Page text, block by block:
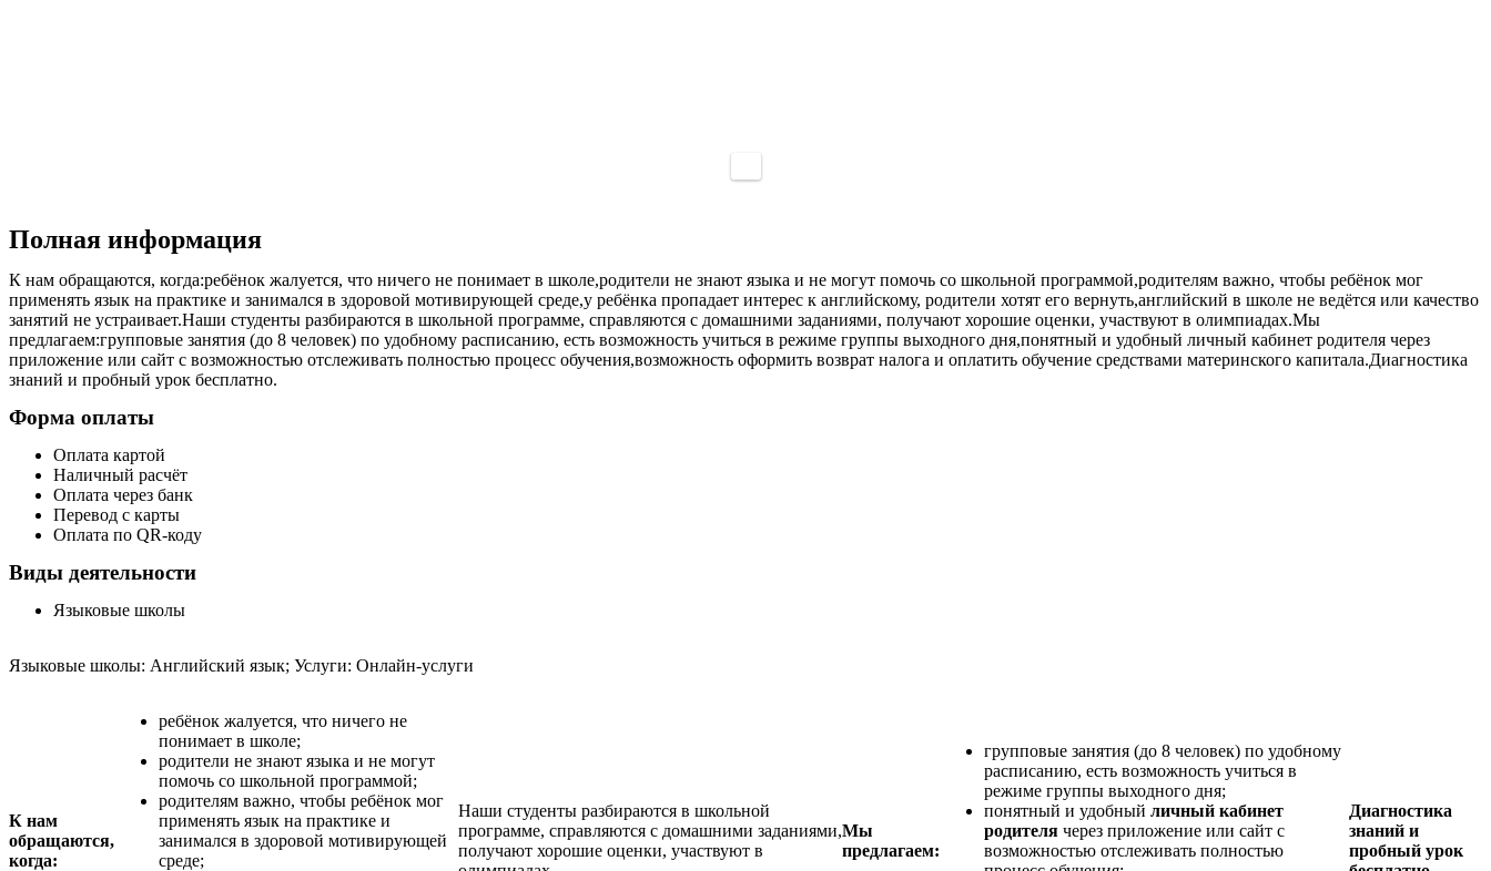
Полная информация
К нам обращаются, когда:ребёнок жалуется, что ничего не понимает в школе,родители не знают языка и не могут помочь со школьной программой,родителям важно, чтобы ребёнок мог
применять язык на практике и занимался в здоровой мотивирующей среде,у ребёнка пропадает интерес к английскому, родители хотят его вернуть,английский в школе не ведётся или качество
занятий не устраивает.Наши студенты разбираются в школьной программе, справляются с домашними заданиями, получают хорошие оценки, участвуют в олимпиадах.Мы
предлагаем:групповые занятия (до 8 человек) по удобному расписанию, есть возможность учиться в режиме группы выходного дня,понятный и удобный личный кабинет родителя через
приложение или сайт с возможностью отслеживать полностью процесс обучения,возможность оформить возврат налога и оплатить обучение средствами материнского капитала.Диагностика
знаний и пробный урок бесплатно.
Форма оплаты
Оплата картой
Наличный расчёт
Оплата через банк
Перевод с карты
Оплата по QR-коду
Виды деятельности
Языковые школы
Языковые школы: Английский язык; Услуги: Онлайн-услуги
К нам
обращаются,
когда:
ребёнок жалуется, что ничего не
понимает в школе;
родители не знают языка и не могут
помочь со школьной программой;
родителям важно, чтобы ребёнок мог
применять язык на практике и
занимался в здоровой мотивирующей
среде;
Наши студенты разбираются в школьной
программе, справляются с домашними заданиями,
получают хорошие оценки, участвуют в
Мы
предлагаем:
групповые занятия (до 8 человек) по удобному
расписанию, есть возможность учиться в
режиме группы выходного дня;
понятный и удобныйличный кабинет
родителя через приложение или сайт с
возможностью отслеживать полностью
Диагностика
знаний и
пробный урок